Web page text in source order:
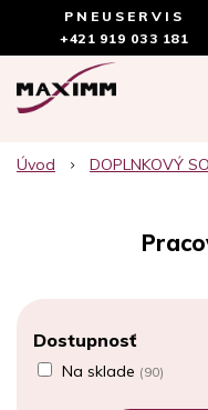
PNEUSERVIS
+421 919 033 181
Úvod DOPLNKOVÝ
Dostupnosť
Na sklade (90)